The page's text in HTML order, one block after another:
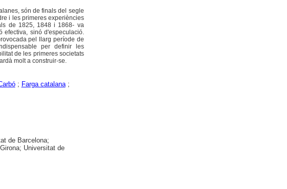
són de finals del segle
i les primeres experiències
de 1825, 1848 i 1868- va
efectiva, sinó d'especulació.
pel llarg període de
per definir les
de les primeres societats
molt a construir-se.
; Farga catalana;
de Barcelona;
Universitat de